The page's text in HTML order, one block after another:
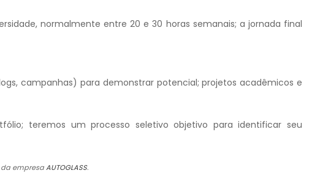
normalmente entre 20 e 30 horas semanais; a jornada final
campanhas) para demonstrar potencial; projetos acadêmicos e
teremos um processo seletivo objetivo para identificar seu
empresaAUTOGLASS.